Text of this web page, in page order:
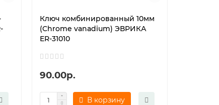
Ключ комбинированный 10мм
(Chrome vanadium) ЭВРИКА
ER-31010
90.00р.
В корзину